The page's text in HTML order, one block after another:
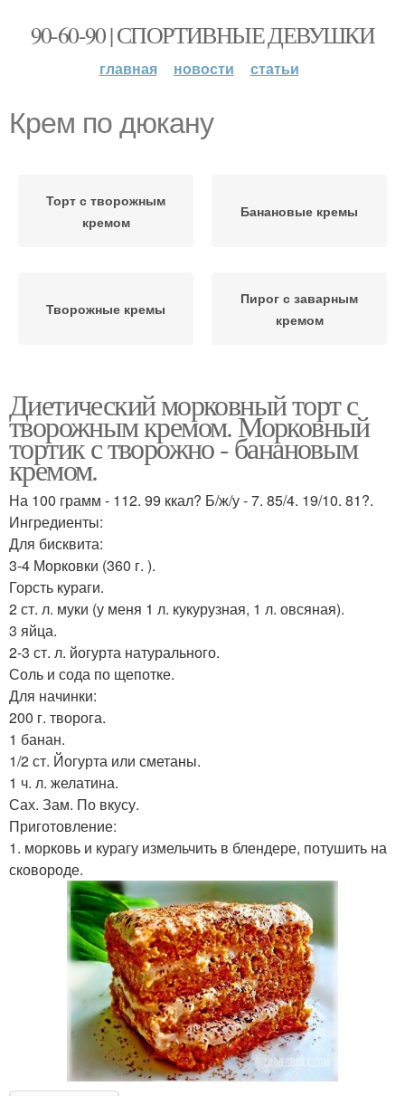
90-60-90 | СПОРТИВНЫЕ ДЕВУШКИ
главная новости статьи
Крем по дюкану
Торт с творожным
кремом
Банановые кремы
Творожные кремы
Пирог с заварным
кремом
Диетический морковный торт с
творожным кремом. Морковный
тортик с творожно - банановым
кремом.
На 100 грамм - 112. 99 ккал? Б/ж/у - 7. 85/4. 19/10. 81?.
Ингредиенты:
Для бисквита:
3-4 Морковки (360 г. ).
Горсть кураги.
2 ст. л. муки (у меня 1 л. кукурузная, 1 л. овсяная).
3 яйца.
2-3 ст. л. йогурта натурального.
Соль и сода по щепотке.
Для начинки:
200 г. творога.
1 банан.
1/2 ст. Йогурта или сметаны.
1 ч. л. желатина.
Сах. Зам. По вкусу.
Приготовление:
1. морковь и курагу измельчить в блендере, потушить на
сковороде.